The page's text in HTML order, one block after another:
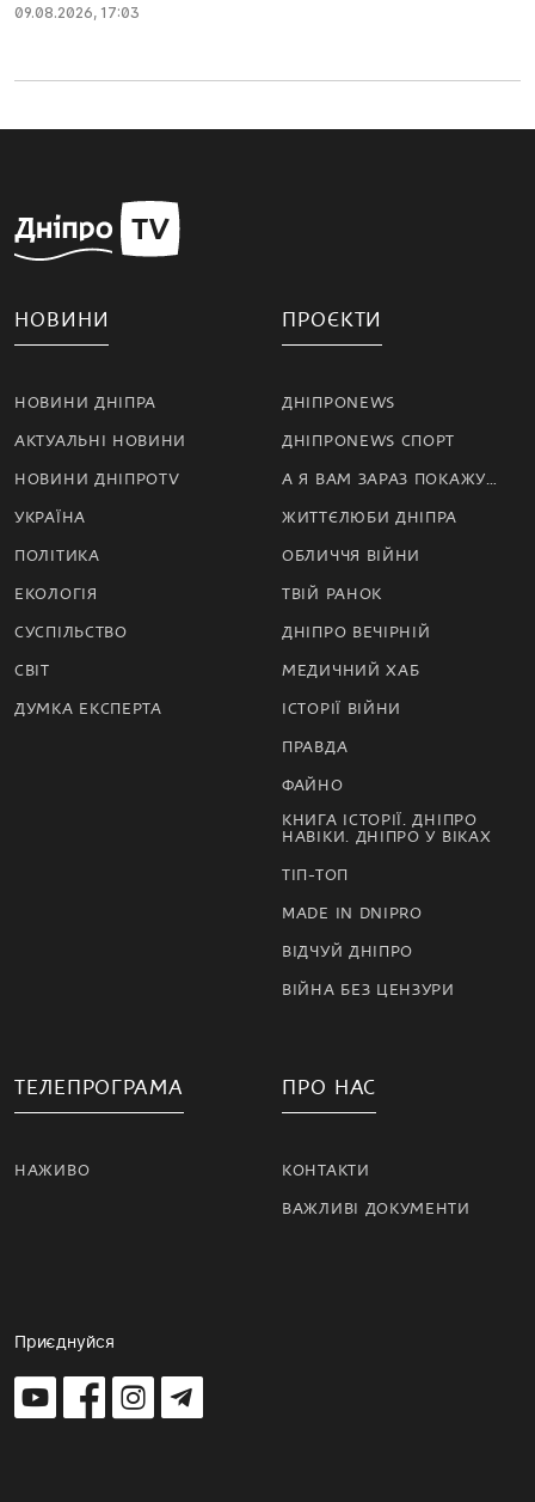
09.08.2026, 17:03
НОВИНИ
НОВИНИ ДНІПРА
АКТУАЛЬНІ НОВИНИ
НОВИНИ ДНІПРОTV
УКРАЇНА
ПОЛІТИКА
ЕКОЛОГІЯ
СУСПІЛЬСТВО
СВІТ
ДУМКА ЕКСПЕРТА
ПРОЄКТИ
ДНІПРОNEWS
ДНІПРОNEWS СПОРТ
А Я ВАМ ЗАРАЗ ПОКАЖУ…
ЖИТТЄЛЮБИ ДНІПРА
ОБЛИЧЧЯ ВІЙНИ
ТВІЙ РАНОК
ДНІПРО ВЕЧІРНІЙ
МЕДИЧНИЙ ХАБ
ІСТОРІЇ ВІЙНИ
ПРАВДА
ФАЙНО
КНИГА ІСТОРІЇ. ДНІПРО
НАВІКИ. ДНІПРО У ВІКАХ
ТІП-ТОП
MADE IN DNIPRO
ВІДЧУЙ ДНІПРО
ВІЙНА БЕЗ ЦЕНЗУРИ
ТЕЛЕПРОГРАМА
НАЖИВО
ПРО НАС
КОНТАКТИ
ВАЖЛИВІ ДОКУМЕНТИ
Приєднуйся